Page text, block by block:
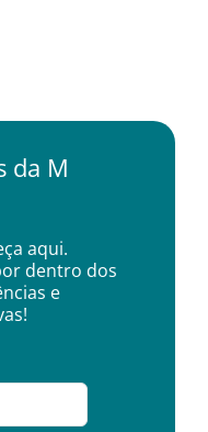
da M
aqui.
dentro dos
e